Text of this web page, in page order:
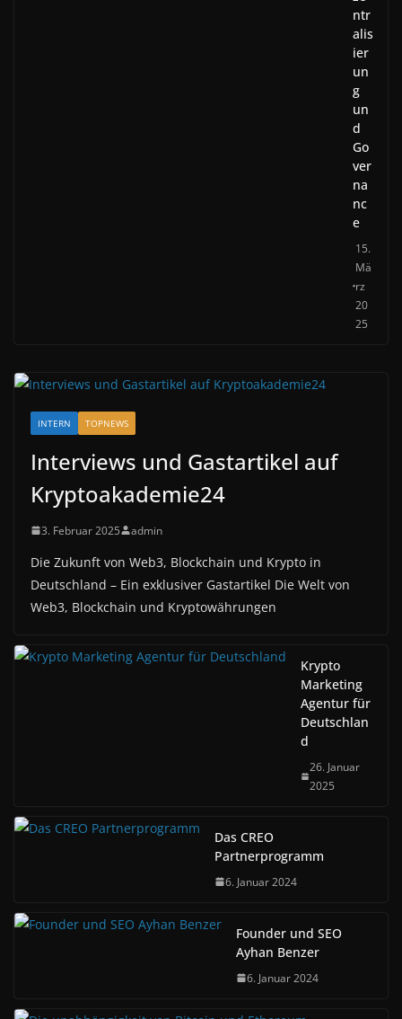
ntr
alis
ier
un
g
un
d
Go
ver
na
nc
e
15.
Mä
rz
20
25
INTERN TOPNEWS
Interviews und Gastartikel auf
Kryptoakademie24
3. Februar 2025 admin
Die Zukunft von Web3, Blockchain und Krypto in
Deutschland – Ein exklusiver Gastartikel Die Welt von
Web3, Blockchain und Kryptowährungen
Krypto
Marketing
Agentur für
Deutschlan
d
26. Januar
2025
Das CREO
Partnerprogramm
6. Januar 2024
Founder und SEO
Ayhan Benzer
6. Januar 2024